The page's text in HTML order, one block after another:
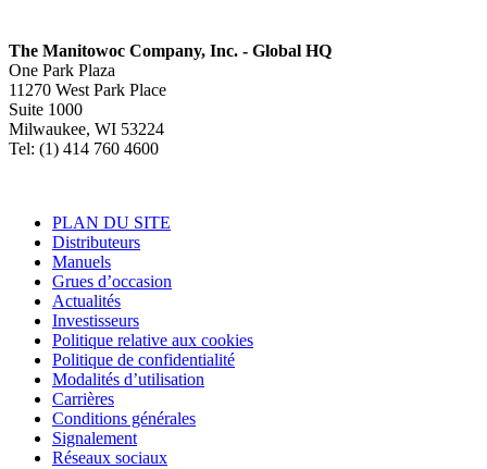
The Manitowoc Company, Inc. - Global HQ
One Park Plaza
11270 West Park Place
Suite 1000
Milwaukee, WI 53224
Tel: (1) 414 760 4600
PLAN DU SITE
Distributeurs
Manuels
Grues d’occasion
Actualités
Investisseurs
Politique relative aux cookies
Politique de confidentialité
Modalités d’utilisation
Carrières
Conditions générales
Signalement
Réseaux sociaux